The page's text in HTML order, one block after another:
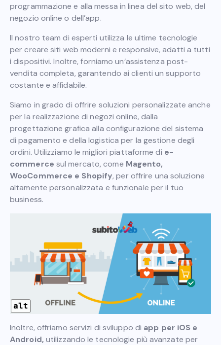
programmazione e alla messa in linea del sito web, del
negozio online o dell’app.
Il nostro team di esperti utilizza le ultime tecnologie
per creare siti web moderni e responsive, adatti a tutti
i dispositivi. Inoltre, forniamo un’assistenza post-
vendita completa, garantendo ai clienti un supporto
costante e affidabile.
Siamo in grado di offrire soluzioni personalizzate anche
per la realizzazione di negozi online, dalla
progettazione grafica alla configurazione del sistema
di pagamento e della logistica per la gestione degli
ordini. Utilizziamo le migliori piattaforme di e-
commerce sul mercato, come Magento,
WooCommerce e Shopify, per offrire una soluzione
altamente personalizzata e funzionale per il tuo
business.
alt
Inoltre, offriamo servizi di sviluppo di app per iOS e
Android, utilizzando le tecnologie più avanzate per